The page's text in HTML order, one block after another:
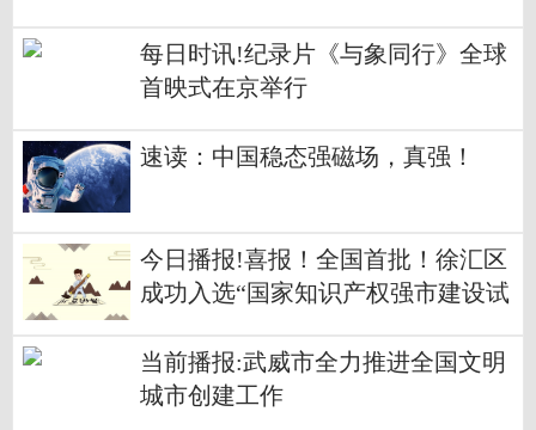
每日时讯!纪录片《与象同行》全球
首映式在京举行
速读：中国稳态强磁场，真强！
今日播报!喜报！全国首批！徐汇区
成功入选“国家知识产权强市建设试
当前播报:武威市全力推进全国文明
城市创建工作